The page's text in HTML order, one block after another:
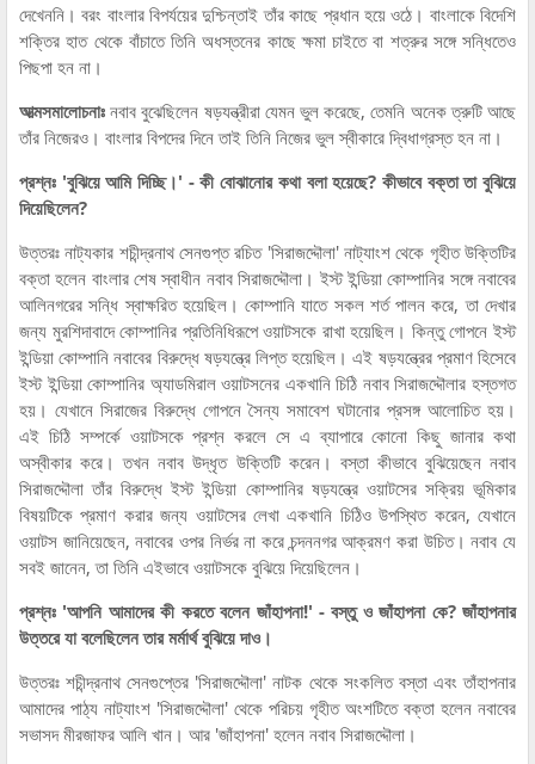
দেখেননি। বরং বাংলার বিপর্যয়ের দুশ্চিন্তাই তাঁর কাছে প্রধান হয়ে ওঠে। বাংলাকে বিদেশি
শক্তির হাত থেকে বাঁচাতে তিনি অধস্তনের কাছে ক্ষমা চাইতে বা শত্রুর সঙ্গে সন্ধিতেও
পিছপা হন না।
আত্মসমালোচনাঃ নবাব বুঝেছিলেন ষড়যন্ত্রীরা যেমন ভুল করেছে, তেমনি অনেক ত্রুটি আছে
তাঁর নিজেরও। বাংলার বিপদের দিনে তাই তিনি নিজের ভুল স্বীকারে দ্বিধাগ্রস্ত হন না।
প্রশ্নঃ 'বুঝিয়ে আমি দিচ্ছি।' - কী বোঝানোর কথা বলা হয়েছে? কীভাবে বক্তা তা বুঝিয়ে
দিয়েছিলেন?
উত্তরঃ নাট্যকার শচীন্দ্রনাথ সেনগুপ্ত রচিত 'সিরাজদ্দৌলা' নাট্যাংশ থেকে গৃহীত উক্তিটির
বক্তা হলেন বাংলার শেষ স্বাধীন নবাব সিরাজদ্দৌলা। ইস্ট ইন্ডিয়া কোম্পানির সঙ্গে নবাবের
আলিনগরের সন্ধি স্বাক্ষরিত হয়েছিল। কোম্পানি যাতে সকল শর্ত পালন করে, তা দেখার
জন্য মুরশিদাবাদে কোম্পানির প্রতিনিধিরূপে ওয়াটসকে রাখা হয়েছিল। কিন্তু গোপনে ইস্ট
ইন্ডিয়া কোম্পানি নবাবের বিরুদ্ধে ষড়যন্ত্রে লিপ্ত হয়েছিল। এই ষড়যন্ত্রের প্রমাণ হিসেবে
ইস্ট ইন্ডিয়া কোম্পানির অ্যাডমিরাল ওয়াটসনের একখানি চিঠি নবাব সিরাজদ্দৌলার হস্তগত
হয়। যেখানে সিরাজের বিরুদ্ধে গোপনে সৈন্য সমাবেশ ঘটানোর প্রসঙ্গ আলোচিত হয়।
এই চিঠি সম্পর্কে ওয়াটসকে প্রশ্ন করলে সে এ ব্যাপারে কোনো কিছু জানার কথা
অস্বীকার করে। তখন নবাব উদ্ধৃত উক্তিটি করেন। বস্তা কীভাবে বুঝিয়েছেন নবাব
সিরাজদ্দৌলা তাঁর বিরুদ্ধে ইস্ট ইন্ডিয়া কোম্পানির ষড়যন্ত্রে ওয়াটসের সক্রিয় ভূমিকার
বিষয়টিকে প্রমাণ করার জন্য ওয়াটসের লেখা একখানি চিঠিও উপস্থিত করেন, যেখানে
ওয়াটস জানিয়েছেন, নবাবের ওপর নির্ভর না করে চন্দননগর আক্রমণ করা উচিত। নবাব যে
সবই জানেন, তা তিনি এইভাবে ওয়াটসকে বুঝিয়ে দিয়েছিলেন।
প্রশ্নঃ 'আপনি আমাদের কী করতে বলেন জাঁহাপনা!' - বস্তু ও জাঁহাপনা কে? জাঁহাপনার
উত্তরে যা বলেছিলেন তার মর্মার্থ বুঝিয়ে দাও।
উত্তরঃ শচীন্দ্রনাথ সেনগুপ্তের 'সিরাজদ্দৌলা' নাটক থেকে সংকলিত বস্তা এবং তাঁহাপনার
আমাদের পাঠ্য নাট্যাংশ 'সিরাজদ্দৌলা' থেকে পরিচয় গৃহীত অংশটিতে বক্তা হলেন নবাবের
সভাসদ মীরজাফর আলি খান। আর 'জাঁহাপনা' হলেন নবাব সিরাজদ্দৌলা।